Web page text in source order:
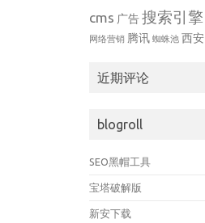
cms 广告 搜索引擎
网络营销 腾讯 蜘蛛池 西安
近期评论
blogroll
SEO黑帽工具
宝塔破解版
新安下载